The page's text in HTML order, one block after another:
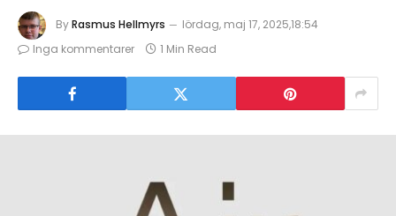
ByRasmus Hellmyrs
lördag, maj 17, 2025,18:54
Inga kommentarer
1 Min Read